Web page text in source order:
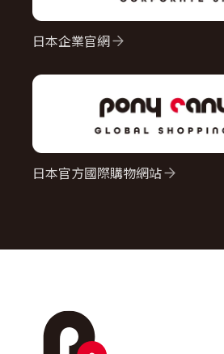
日本企業官網
日本官方國際購物網站